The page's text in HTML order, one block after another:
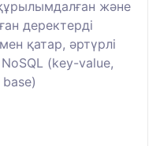
және
деректерді
қатар, әртүрлі
(key-value,